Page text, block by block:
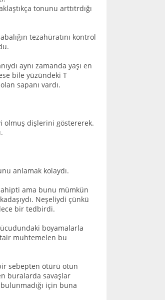
tonunu arttıtrdığı
tezahüratını kontrol
aynı zamanda yaşı en
bile yüzündeki T
sapanı vardı.
olmuş dişlerini göstererek.
anlamak kolaydı.
ama bunu mümkün
Neşeliydi çünkü
bir tedbirdi.
boyamalarla
muhtemelen bu
sebepten ötürü otun
buralarda savaşlar
için buna